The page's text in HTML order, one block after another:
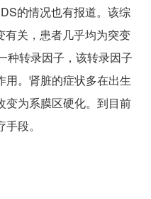
的情况也有报道。该综
关，患者几乎均为突变
种转录因子，该转录因子
用。肾脏的症状多在出生
变为系膜区硬化。到目前
段。